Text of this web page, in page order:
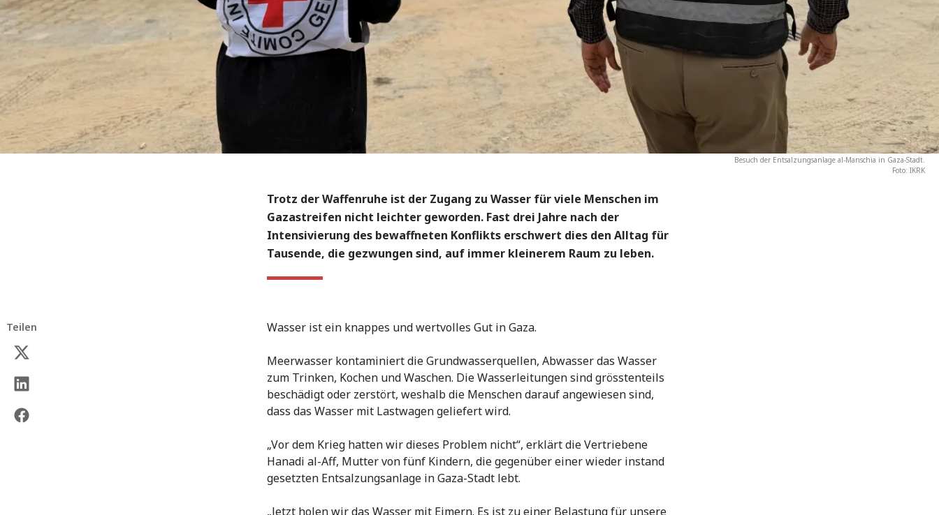
Besuch der Entsalzungsanlage al-Manschia in Gaza-Stadt.
Foto: IKRK
Trotz der Waffenruhe ist der Zugang zu Wasser für viele Menschen im
Gazastreifen nicht leichter geworden. Fast drei Jahre nach der
Intensivierung des bewaffneten Konflikts erschwert dies den Alltag für
Tausende, die gezwungen sind, auf immer kleinerem Raum zu leben.
Teilen Wasser ist ein knappes und wertvolles Gut in Gaza.
Meerwasser kontaminiert die Grundwasserquellen, Abwasser das Wasser
zum Trinken, Kochen und Waschen. Die Wasserleitungen sind grösstenteils
beschädigt oder zerstört, weshalb die Menschen darauf angewiesen sind,
dass das Wasser mit Lastwagen geliefert wird.
„Vor dem Krieg hatten wir dieses Problem nicht“, erklärt die Vertriebene
Hanadi al-Aff, Mutter von fünf Kindern, die gegenüber einer wieder instand
gesetzten Entsalzungsanlage in Gaza-Stadt lebt.
„Jetzt holen wir das Wasser mit Eimern. Es ist zu einer Belastung für unsere